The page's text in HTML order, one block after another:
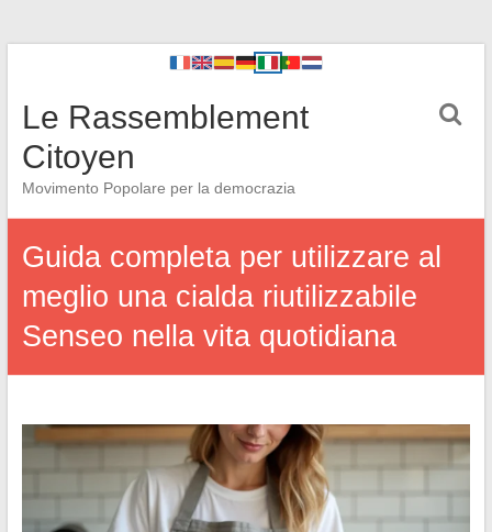
Le Rassemblement
Citoyen
Movimento Popolare per la democrazia
Guida completa per utilizzare al
meglio una cialda riutilizzabile
Senseo nella vita quotidiana